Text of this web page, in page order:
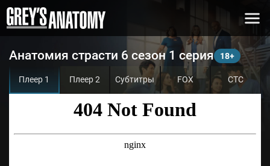
Анатомия страсти 6 сезон 1 серия
Плеер 1 Плеер 2 Субтитры FOX СТС